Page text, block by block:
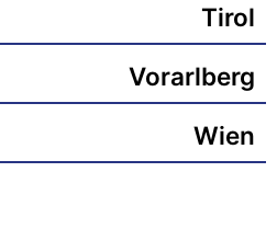
Tirol
Vorarlberg
Wien